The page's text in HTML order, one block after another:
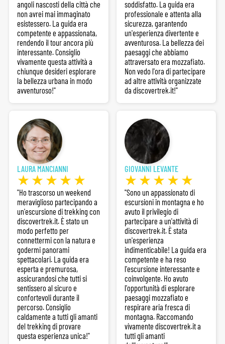
angoli nascosti della città che
non avrei mai immaginato
esistessero. La guida era
competente e appassionata,
rendendo il tour ancora più
interessante. Consiglio
vivamente questa attività a
chiunque desideri esplorare
la bellezza urbana in modo
avventuroso!"
soddisfatto. La guida era
professionale e attenta alla
sicurezza, garantendo
un'esperienza divertente e
avventurosa. La bellezza dei
paesaggi che abbiamo
attraversato era mozzafiato.
Non vedo l'ora di partecipare
ad altre attività organizzate
da discovertrek.it!"
LAURA MANCIANNI
"Ho trascorso un weekend
meraviglioso partecipando a
un'escursione di trekking con
discovertrek.it. È stato un
modo perfetto per
connettermi con la natura e
godermi panorami
spettacolari. La guida era
esperta e premurosa,
assicurandosi che tutti si
sentissero al sicuro e
confortevoli durante il
percorso. Consiglio
caldamente a tutti gli amanti
del trekking di provare
questa esperienza unica!"
GIOVANNI LEVANTE
"Sono un appassionato di
escursioni in montagna e ho
avuto il privilegio di
partecipare a un'attività di
discovertrek.it. È stata
un'esperienza
indimenticabile! La guida era
competente e ha reso
l'escursione interessante e
coinvolgente. Ho avuto
l'opportunità di esplorare
paesaggi mozzafiato e
respirare aria fresca di
montagna. Raccomando
vivamente discovertrek.it a
tutti gli amanti